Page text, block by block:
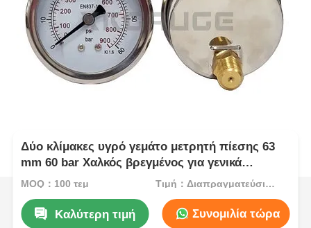
Δύο κλίμακες υγρό γεμάτο μετρητή πίεσης 63
mm 60 bar Χαλκός βρεγμένος για γενικά
βιομηχανικά συστήματα μέτρησης
MOQ：100 τεμ Τιμή：Διαπραγματεύσιμος
Καλύτερη τιμή Συνομιλία τώρα